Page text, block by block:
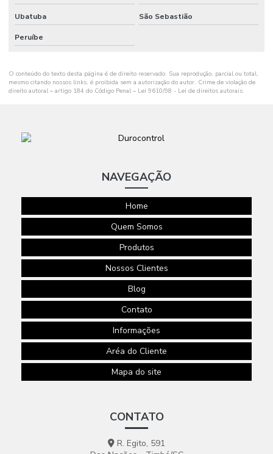
Ubatuba São Sebastião
Peruíbe
O conteúdo do texto desta página é de direito reservado. Sua reprodução, parcial ou total,
mesmo citando nossos links, é proibida sem a autorização do autor. Crime de violação de
direito autoral – artigo 184 do Código Penal – Lei 9610/98 - Lei de direitos autorais.
NAVEGAÇÃO
Home
Quem Somos
Produtos
Nossos Clientes
Blog
Contato
Informações
Aréa do Cliente
Mapa do site
CONTATO
R. Egito, 591